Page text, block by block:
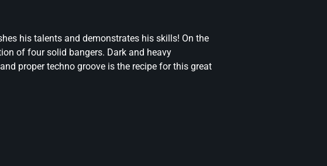
his talents and demonstrates his skills! On the
of four solid bangers. Dark and heavy
proper techno groove is the recipe for this great